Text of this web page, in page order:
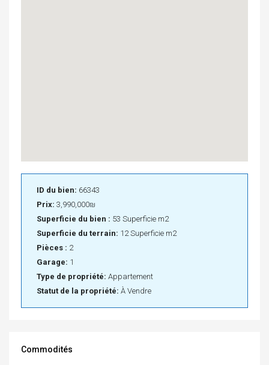
ID du bien: 66343
Prix: 3,990,000₪
Superficie du bien : 53 Superficie m2
Superficie du terrain: 12 Superficie m2
Pièces : 2
Garage: 1
Type de propriété: Appartement
Statut de la propriété: À Vendre
Commodités